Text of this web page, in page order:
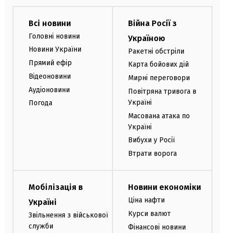
Всі новини
Головні новини
Новини України
Прямий ефір
Відеоновини
Аудіоновини
Погода
Війна Росії з
Україною
Ракетні обстріли
Карта бойових дій
Мирні переговори
Повітряна тривога в
Україні
Масована атака по
Україні
Вибухи у Росії
Втрати ворога
Мобілізація в
Україні
Звільнення з військової
служби
Новини економіки
Ціна нафти
Курси валют
Фінансові новини